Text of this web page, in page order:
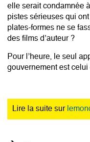
elle serait condamnée
pistes sérieuses qui
plates-formes ne se
des films d’auteur ?
Pour l’heure, le seul
gouvernement est celui
Lire la suite sur